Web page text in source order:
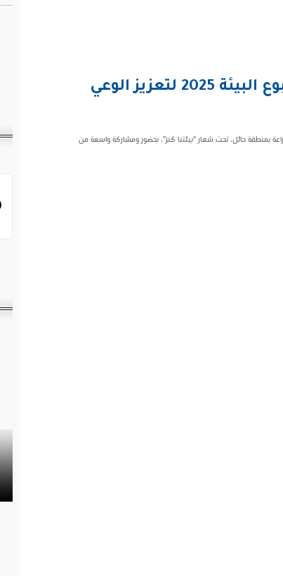
تحت شعار «بيئتنا كنز».. حائل تحتفل بأسبوع البيئة 2025 لتعزيز الوعي
فرع وزارة البيئة والمياه والزراعة بمنطقة حائل، تحت شعار “بيئتنا كنز”، بحضور ومشاركة واسعة من